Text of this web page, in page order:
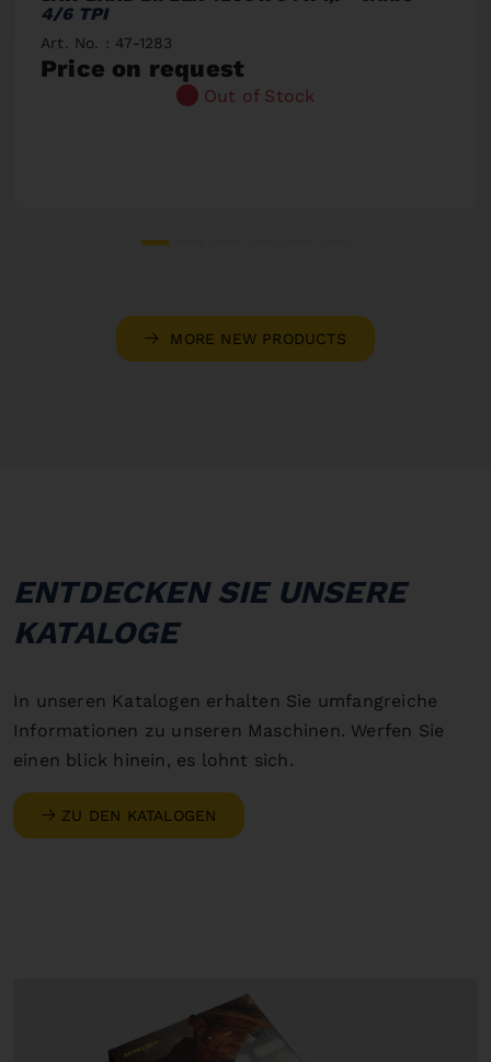
4/6 TPI
Art. No. : 47-1283
Price on request
Out of Stock
MORE NEW PRODUCTS
ENTDECKEN SIE UNSERE
KATALOGE
In unseren Katalogen erhalten Sie umfangreiche
Informationen zu unseren Maschinen. Werfen Sie
einen blick hinein, es lohnt sich.
ZU DEN KATALOGEN